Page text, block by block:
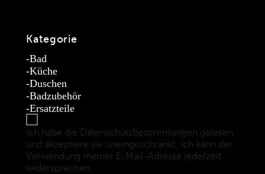
Kategorie
Bad
Küche
Duschen
Badzubehör
Ersatzteile
Ich habe die Datenschutzbestimmungen gelesen
und akzeptiere sie uneingeschränkt. Ich kann der
Verwendung meiner E-Mail-Adresse jederzeit
widersprechen.